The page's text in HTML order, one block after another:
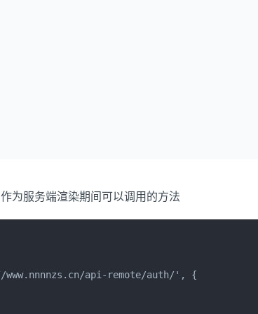
为服务端渲染期间可以调用的方法
api-remote/auth/', {